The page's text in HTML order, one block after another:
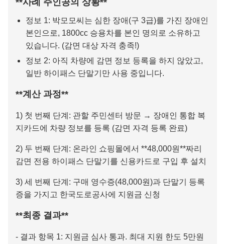
**사례 주인공의 상황**
정보 1: 박모모씨는 심한 장애(구 3급)를 가진 장애인
본인으로, 1800cc 승용차를 본인 명의로 소유하고
있습니다. (감면 대상 자격 충족!)
정보 2: 아직 차량에 감면 정보 등록을 하지 않았고,
일반 하이패스 단말기만 사용 중입니다.
**계산 과정**
1) 첫 번째 단계: 관할 주민센터 방문 → 장애인 통합 복
지카드에 차량 정보를 등록 (감면 자격 등록 완료)
2) 두 번째 단계: 온라인 쇼핑몰에서 **48,000원**짜리
감면 전용 하이패스 단말기를 신용카드로 구입 후 설치
3) 세 번째 단계: 구매 영수증(48,000원)과 단말기 등록
증을 가지고 한국도로공사에 지원금 신청
**최종 결과**
- 결과 항목 1: 지원금 심사 통과. 최대 지원 한도 5만원